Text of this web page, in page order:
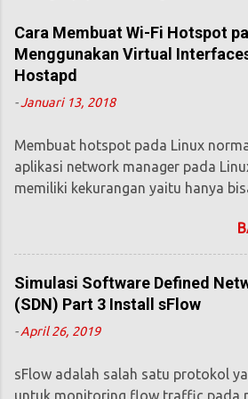
Cara Membuat Wi-Fi Hotspot
Menggunakan Virtual
Hostapd
-Januari 13, 2018
Membuat hotspot pada Linux
aplikasi network manager pada
memiliki kekurangan yaitu hanya
selain perangkat wifi yang
hotspot. Jadi tidak bisa
didapat dari wifi menjadi wifi
perangkat. Pada sistem operasi
pembuatan hotspot bisa
connectify ataupun menggunakan
menyediakan fitur hotspot pada
Simulasi Software Defined
(SDN) Part 3 Install sFlow
-April 26, 2019
sFlow adalah salah satu protokol
untuk monitoring flow traffic pada